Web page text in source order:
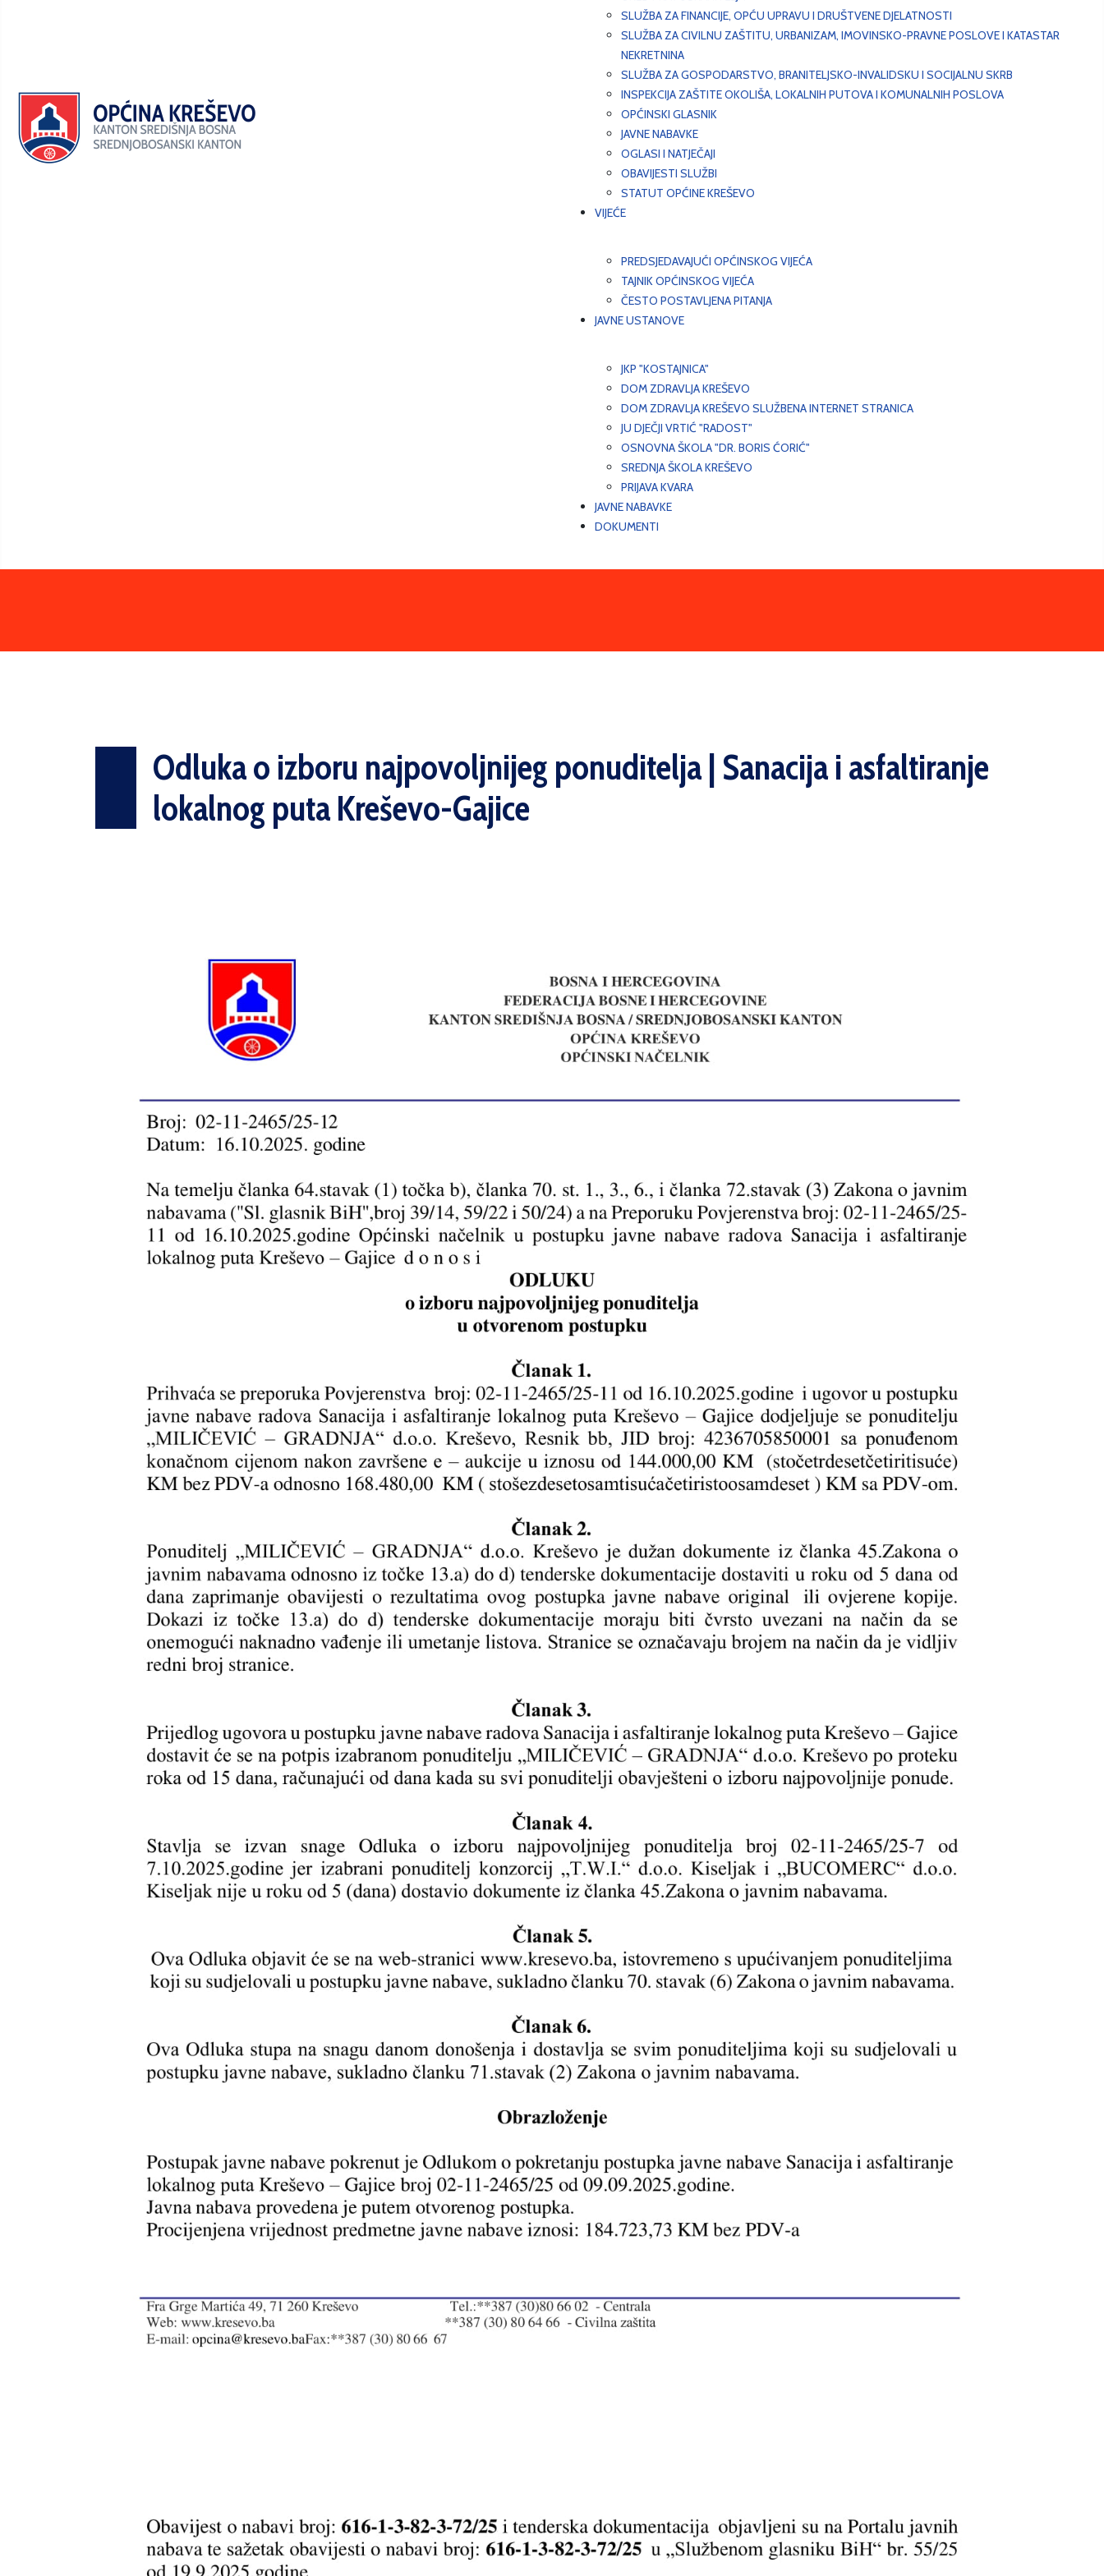
SLUŽBA ZA FINANCIJE, OPĆU UPRAVU I DRUŠTVENE DJELATNOSTI
SLUŽBA ZA CIVILNU ZAŠTITU, URBANIZAM, IMOVINSKO-PRAVNE POSLOVE I KATASTAR
NEKRETNINA
SLUŽBA ZA GOSPODARSTVO, BRANITELJSKO-INVALIDSKU I SOCIJALNU SKRB
INSPEKCIJA ZAŠTITE OKOLIŠA, LOKALNIH PUTOVA I KOMUNALNIH POSLOVA
OPĆINSKI GLASNIK
JAVNE NABAVKE
OGLASI I NATJEČAJI
OBAVIJESTI SLUŽBI
STATUT OPĆINE KREŠEVO
VIJEĆE
PREDSJEDAVAJUĆI OPĆINSKOG VIJEĆA
TAJNIK OPĆINSKOG VIJEĆA
ČESTO POSTAVLJENA PITANJA
JAVNE USTANOVE
JKP "KOSTAJNICA"
DOM ZDRAVLJA KREŠEVO
DOM ZDRAVLJA KREŠEVO SLUŽBENA INTERNET STRANICA
JU DJEČJI VRTIĆ "RADOST"
OSNOVNA ŠKOLA "DR. BORIS ĆORIĆ"
SREDNJA ŠKOLA KREŠEVO
PRIJAVA KVARA
JAVNE NABAVKE
DOKUMENTI
Odluka o izboru najpovoljnijeg ponuditelja | Sanacija i asfaltiranje
lokalnog puta Kreševo-Gajice